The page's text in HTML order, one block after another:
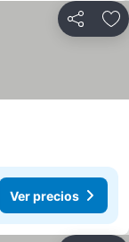
Compartir
Ver precios